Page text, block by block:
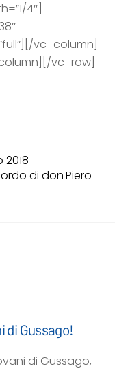
4″]
vc_column]
vc_row]
di don Piero
di Gussago!
di Gussago,